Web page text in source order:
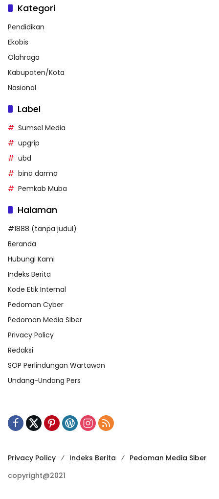
Kategori
Pendidikan
Ekobis
Olahraga
Kabupaten/Kota
Nasional
Label
Sumsel Media
upgrip
ubd
bina darma
Pemkab Muba
Halaman
#1888 (tanpa judul)
Beranda
Hubungi Kami
Indeks Berita
Kode Etik Internal
Pedoman Cyber
Pedoman Media Siber
Privacy Policy
Redaksi
SOP Perlindungan Wartawan
Undang-Undang Pers
Privacy Policy Indeks Berita
Pedoman Media Siber
copyright@2021